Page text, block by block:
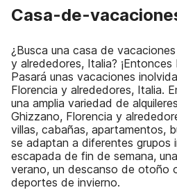
Casa-de-
¿Busca una casa de
y alrededores, Italia? ¡Entonces
Pasará unas vacaciones
Florencia y alrededores, Italia.
una amplia variedad de
Ghizzano, Florencia y
villas, cabañas, apartamentos,
se adaptan a diferentes grupos
escapada de fin de semana,
verano, un descanso de otoño
deportes de invierno.